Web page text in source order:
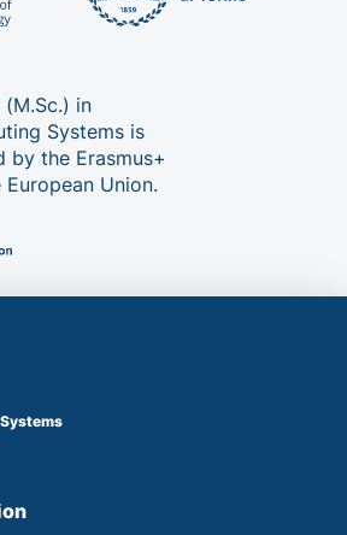
in
Systems is
by the Erasmus+
Union.